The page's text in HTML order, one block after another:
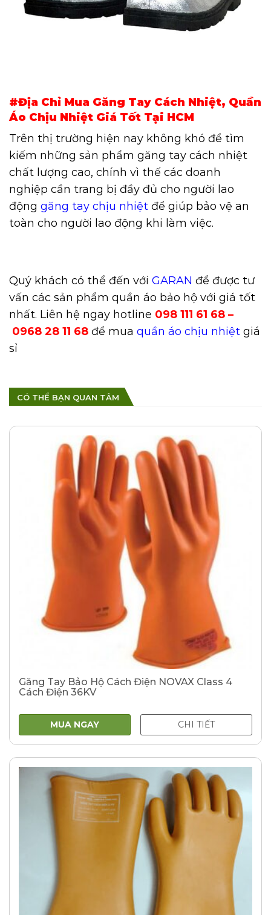
#Địa Chỉ Mua Găng Tay Cách Nhiệt, Quần
Áo Chịu Nhiệt Giá Tốt Tại HCM
Trên thị trường hiện nay không khó để tìm
kiếm những sản phẩm găng tay cách nhiệt
chất lượng cao, chính vì thế các doanh
nghiệp cần trang bị đầy đủ cho người lao
động găng tay chịu nhiệt để giúp bảo vệ an
toàn cho người lao động khi làm việc.
Quý khách có thể đến với GARAN để được tư
vấn các sản phẩm quần áo bảo hộ với giá tốt
nhất. Liên hệ ngay hotline 098 111 61 68 –
0968 28 11 68 để mua quần áo chịu nhiệt giá
sỉ
CÓ THỂ BẠN QUAN TÂM
Găng Tay Bảo Hộ Cách Điện NOVAX Class 4
Cách Điện 36KV
MUA NGAY CHI TIẾT